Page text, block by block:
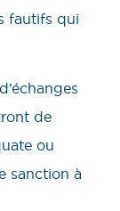
fautifs qui
de
ou
sanction à